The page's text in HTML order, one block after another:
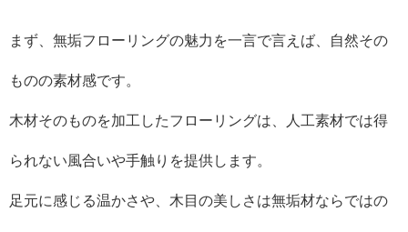
まず、無垢フローリングの魅力を一言で言えば、自然その
ものの素材感です。
木材そのものを加工したフローリングは、人工素材では得
られない風合いや手触りを提供します。
足元に感じる温かさや、木目の美しさは無垢材ならではの